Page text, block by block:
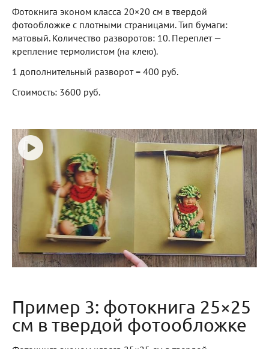
Фотокнига эконом класса 20×20 см в твердой
фотообложке с плотными страницами. Тип бумаги:
матовый. Количество разворотов: 10. Переплет —
крепление термолистом (на клею).
1 дополнительный разворот = 400 руб.
Стоимость: 3600 руб.
Пример 3: фотокнига 25×25
см в твердой фотообложке